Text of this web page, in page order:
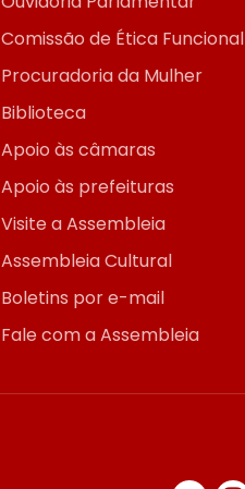
Comissão de Ética Funcional
Procuradoria da Mulher
Biblioteca
Apoio às câmaras
Apoio às prefeituras
Visite a Assembleia
Assembleia Cultural
Boletins por e-mail
Fale com a Assembleia